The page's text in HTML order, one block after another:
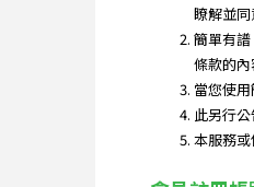
瞭解並同
簡單有
條款的
當您使
此另行
本服務